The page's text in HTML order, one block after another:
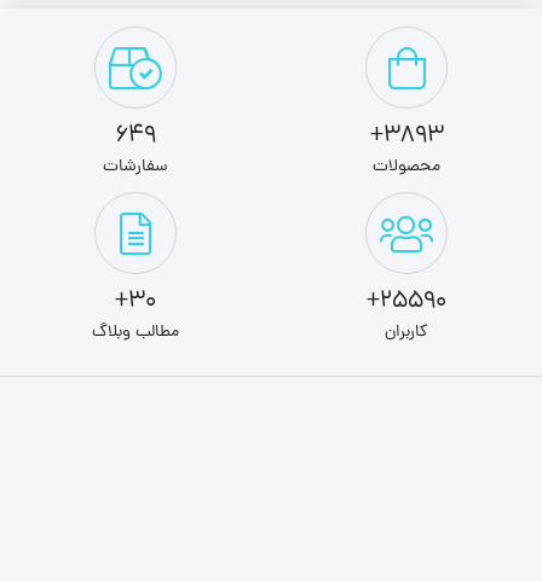
3893+
محصولات
649
سفارشات
25590+
کاربران
30+
مطالب وبلاگ